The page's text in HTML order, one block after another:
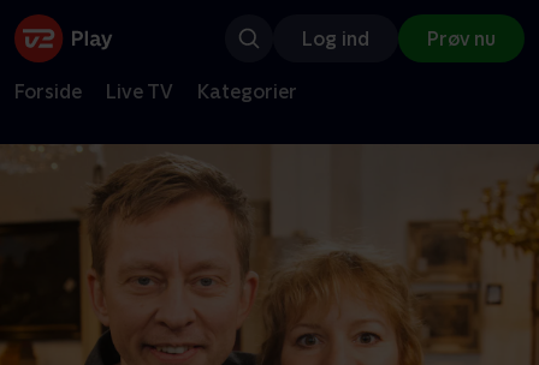
Log ind Prøv nu
Forside Live TV Kategorier